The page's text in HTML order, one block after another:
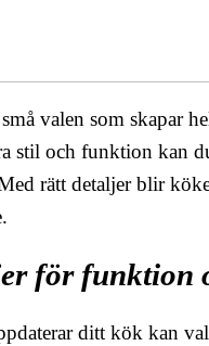
valen som skapar
stil och funktion kan
rätt detaljer blir
för funktion
ditt kök kan